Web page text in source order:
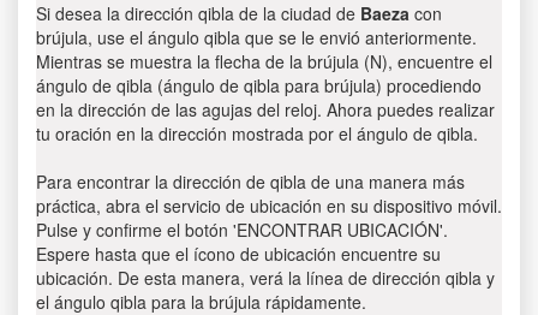
Si desea la dirección qibla de la ciudad de Baeza con
brújula, use el ángulo qibla que se le envió anteriormente.
Mientras se muestra la flecha de la brújula (N), encuentre el
ángulo de qibla (ángulo de qibla para brújula) procediendo
en la dirección de las agujas del reloj. Ahora puedes realizar
tu oración en la dirección mostrada por el ángulo de qibla.
Para encontrar la dirección de qibla de una manera más
práctica, abra el servicio de ubicación en su dispositivo móvil.
Pulse y confirme el botón 'ENCONTRAR UBICACIÓN'.
Espere hasta que el ícono de ubicación encuentre su
ubicación. De esta manera, verá la línea de dirección qibla y
el ángulo qibla para la brújula rápidamente.